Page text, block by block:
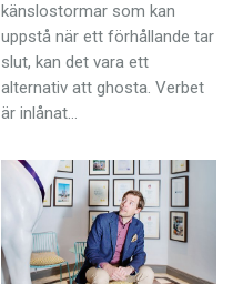
känslostormar som kan
uppstå när ett förhållande tar
slut, kan det vara ett
alternativ att ghosta. Verbet
är inlånat…